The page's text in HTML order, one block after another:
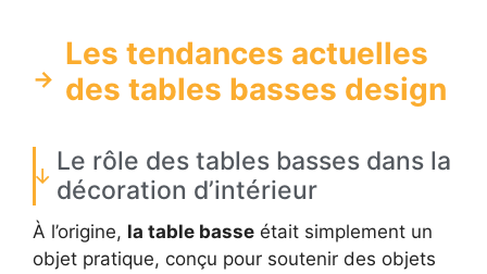
Les tendances actuelles
des tables basses design
Le rôle des tables basses dans la
décoration d’intérieur
À l’origine, la table basse était simplement un
objet pratique, conçu pour soutenir des objets